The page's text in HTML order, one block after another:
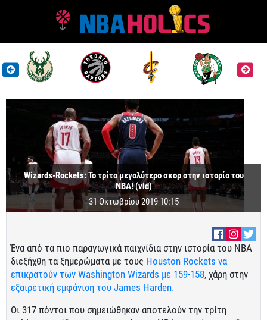
Wizards-Rockets: Το τρίτο μεγαλύτερο σκορ στην ιστορία του
ΝΒΑ! (vid)
31 Οκτωβρίου 2019 10:15
Ένα από τα πιο παραγωγικά παιχνίδια στην ιστορία του ΝΒΑ
διεξήχθη τα ξημερώματα με τους Houston Rockets να
επικρατούν των Washington Wizards με 159-158, χάρη στην
εξαιρετική εμφάνιση του James Harden.
Οι 317 πόντοι που σημειώθηκαν αποτελούν την τρίτη